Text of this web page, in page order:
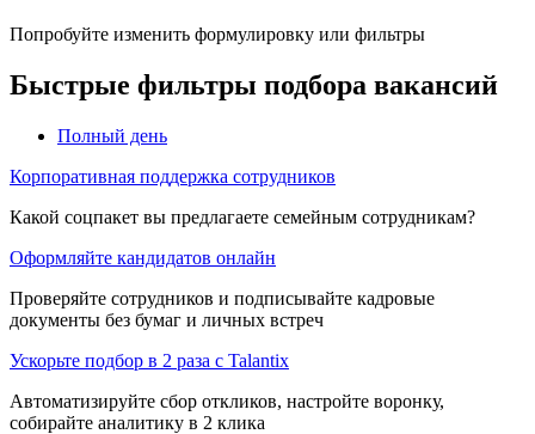
Попробуйте изменить формулировку или фильтры
Быстрые фильтры подбора вакансий
Полный день
Корпоративная поддержка сотрудников
Какой соцпакет вы предлагаете семейным сотрудникам?
Оформляйте кандидатов онлайн
Проверяйте сотрудников и подписывайте кадровые
документы без бумаг и личных встреч
Ускорьте подбор в 2 раза с Talantix
Автоматизируйте сбор откликов, настройте воронку,
собирайте аналитику в 2 клика